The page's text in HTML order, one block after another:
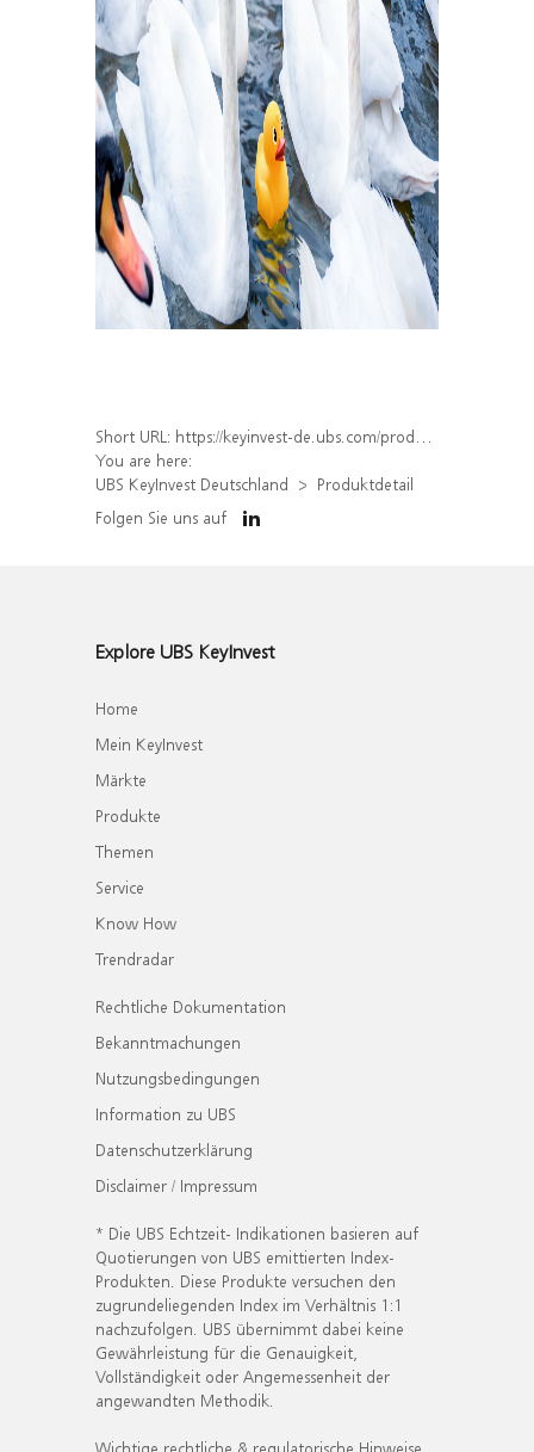
Short URL: https://keyinvest-de.ubs.com/produkt/detail/index/isin/DE000UQ9HZ77
You are here:
UBS KeyInvest Deutschland
Produktdetail
Folgen Sie uns auf
Explore UBS KeyInvest
Home
Mein KeyInvest
Märkte
Produkte
Themen
Service
Know How
Trendradar
Rechtliche Dokumentation
Bekanntmachungen
Nutzungsbedingungen
Information zu UBS
Datenschutzerklärung
Disclaimer / Impressum
* Die UBS Echtzeit- Indikationen basieren auf
Quotierungen von UBS emittierten Index-
Produkten. Diese Produkte versuchen den
zugrundeliegenden Index im Verhältnis 1:1
nachzufolgen. UBS übernimmt dabei keine
Gewährleistung für die Genauigkeit,
Vollständigkeit oder Angemessenheit der
angewandten Methodik.